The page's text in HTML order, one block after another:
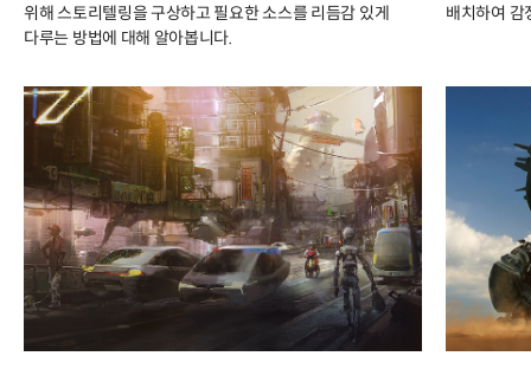
위해 스토리텔링을 구상하고 필요한 소스를 리듬감 있게
다루는 방법에 대해 알아봅니다.
배치하여 감